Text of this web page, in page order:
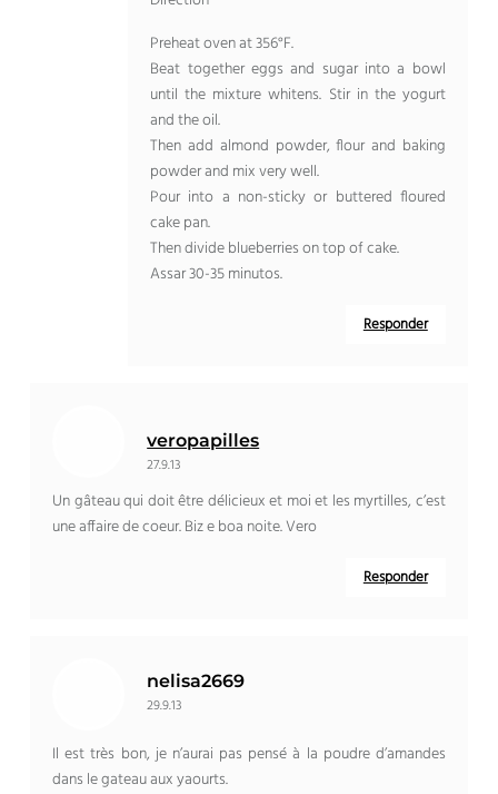
Preheat oven at 356°F.
Beat together eggs and sugar into a bowl
until the mixture whitens. Stir in the yogurt
and the oil.
Then add almond powder,flour and baking
powder and mix very well.
Pour into a non-sticky or buttered floured
cake pan.
Then divide blueberries on top of cake.
Assar 30-35 minutos.
Responder
veropapilles
27.9.13
Un gâteau qui doit être délicieux et moi et les myrtilles, c’est
une affaire de coeur. Biz e boa noite. Vero
Responder
nelisa2669
29.9.13
Il est très bon,je n’aurai pas pensé à la poudre d’amandes
dans le gateau aux yaourts.